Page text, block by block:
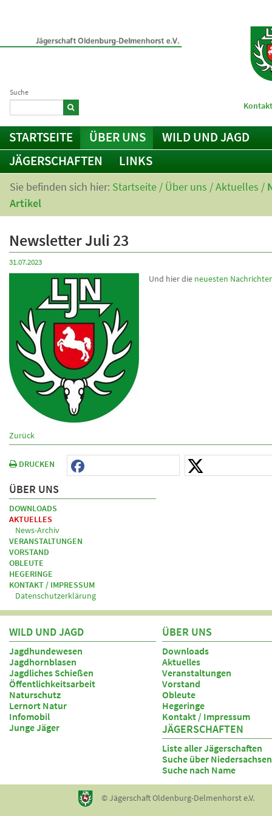
Suche
STARTSEITE ÜBER UNS
WILD UND JAGD
JÄGERSCHAFTEN
LINKS
Sie befinden sich hier: Startseite / Über uns /Aktuelles /
Artikel
Newsletter Juli 23
31.07.2023
Und hier die neuesten
Zurück
DRUCKEN
ÜBER UNS
DOWNLOADS
AKTUELLES
News-Archiv
VERANSTALTUNGEN
VORSTAND
OBLEUTE
HEGERINGE
KONTAKT / IMPRESSUM
Datenschutzerklärung
WILD UND JAGD
Jagdhundewesen
Jagdhornblasen
Jagdliches Schießen
Öffentlichkeitsarbeit
Naturschutz
Lernort Natur
Infomobil
Junge Jäger
ÜBER UNS
Downloads
Aktuelles
Veranstaltungen
Vorstand
Obleute
Hegeringe
Kontakt / Impressum
JÄGERSCHAFTEN
Liste aller Jägerschaften
Suche über
Suche nach Name
© Jägerschaft Oldenburg-Delmenhorst e.V.